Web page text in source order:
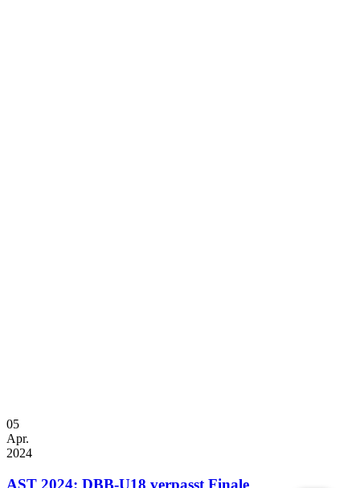
05
Apr.
2024
AST 2024: DBB-U18 verpasst Finale